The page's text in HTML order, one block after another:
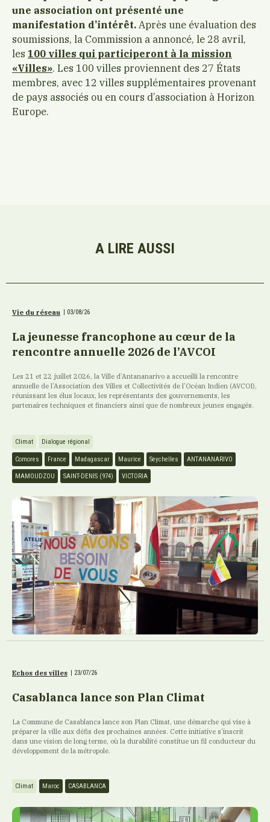
une association ont présenté une
manifestation d’intérêt. Après une évaluation des
soumissions, la Commission a annoncé, le 28 avril,
les 100 villes qui participeront à la mission
«Villes». Les 100 villes proviennent des 27 États
membres, avec 12 villes supplémentaires provenant
de pays associés ou en cours d’association à Horizon
Europe.
A LIRE AUSSI
Vie du réseau 03/08/26
La jeunesse francophone au cœur de la
rencontre annuelle 2026 de l’AVCOI
Les 21 et 22 juillet 2026, la Ville d’Antananarivo a accueilli la rencontre
annuelle de l’Association des Villes et Collectivités de l’Océan Indien (AVCOI),
réunissant les élus locaux, les représentants des gouvernements, les
partenaires techniques et financiers ainsi que de nombreux jeunes engagés.
Climat Dialogue régional
Comores France Madagascar Maurice Seychelles ANTANANARIVO
MAMOUDZOU SAINT-DENIS (974) VICTORIA
Echos des villes 23/07/26
Casablanca lance son Plan Climat
La Commune de Casablanca lance son Plan Climat, une démarche qui vise à
préparer la ville aux défis des prochaines années. Cette initiative s’inscrit
dans une vision de long terme, où la durabilité constitue un fil conducteur du
développement de la métropole.
Climat Maroc CASABLANCA